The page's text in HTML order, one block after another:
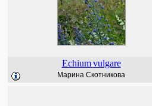
Echium vulgare
Марина Скотникова